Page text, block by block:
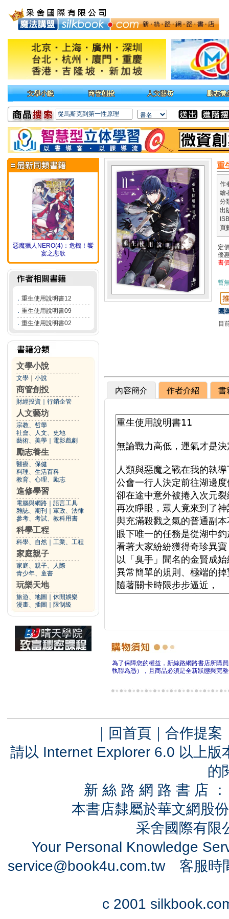
惡魔獵人NERO(4)：危機！饗
宴之悲歌
． 重生使用說明書12
． 重生使用說明書09
． 重生使用說明書02
文學小說
文學 小說
商管創投
財經投資 行銷企管
人文藝坊
宗教、哲學
社會、人文、史地
藝術、美學
電影戲劇
勵志養生
醫療、保健
料理、生活百科
教育、心理、勵志
進修學習
電腦與網路
語言工具
雜誌、期刊
軍政、法律
參考、考試、教科用書
科學工程
科學、自然 工業、工程
家庭親子
家庭、親子、人際
青少年、童書
玩樂天地
旅遊、地圖
休閒娛樂
漫畫、插圖
限制級
重
作
繪
分
出
頁
定
優
書
暫
團
目
內容簡介 作者介紹 書
為了保障您的權益，新絲路網路書店所購
執聯為憑），且商品必須是全新狀態與完
｜ 回首頁 ｜ 合作提案
請以 Internet Explorer 6.0 以上
的
新 絲 路 網 路 書 店
本書店隸屬於華文網股
采舍國際有
Your Personal Knowledge
service@book4u.com.tw客服時
c 2001